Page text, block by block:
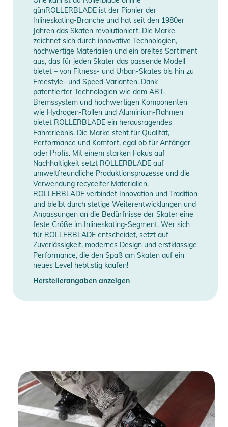
günROLLERBLADE ist der Pionier der
Inlineskating-Branche und hat seit den 1980er
Jahren das Skaten revolutioniert. Die Marke
zeichnet sich durch innovative Technologien,
hochwertige Materialien und ein breites Sortiment
aus, das für jeden Skater das passende Modell
bietet – von Fitness- und Urban-Skates bis hin zu
Freestyle- und Speed-Varianten. Dank
patentierter Technologien wie dem ABT-
Bremssystem und hochwertigen Komponenten
wie Hydrogen-Rollen und Aluminium-Rahmen
bietet ROLLERBLADE ein herausragendes
Fahrerlebnis. Die Marke steht für Qualität,
Performance und Komfort, egal ob für Anfänger
oder Profis. Mit einem starken Fokus auf
Nachhaltigkeit setzt ROLLERBLADE auf
umweltfreundliche Produktionsprozesse und die
Verwendung recycelter Materialien.
ROLLERBLADE verbindet Innovation und Tradition
und bleibt durch stetige Weiterentwicklungen und
Anpassungen an die Bedürfnisse der Skater eine
feste Größe im Inlineskating-Segment. Wer sich
für ROLLERBLADE entscheidet, setzt auf
Zuverlässigkeit, modernes Design und erstklassige
Performance, die den Spaß am Skaten auf ein
neues Level hebt.stig kaufen!
Herstellerangaben anzeigen